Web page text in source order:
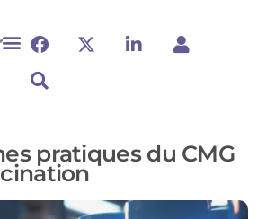
pratiques du CMG